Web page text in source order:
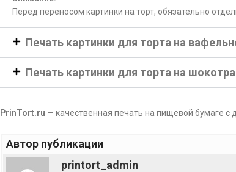
Перед переносом картинки на торт, обязательно
Печать картинки для торта на
Печать картинки для торта на
PrinTort.ru — качественная печать на пищевой бумаге с
Автор публикации
printort_admin